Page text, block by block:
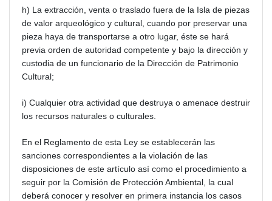
h) La extracción, venta o traslado fuera de la Isla de piezas
de valor arqueológico y cultural, cuando por preservar una
pieza haya de transportarse a otro lugar, éste se hará
previa orden de autoridad competente y bajo la dirección y
custodia de un funcionario de la Dirección de Patrimonio
Cultural;
i) Cualquier otra actividad que destruya o amenace destruir
los recursos naturales o culturales.
En el Reglamento de esta Ley se establecerán las
sanciones correspondientes a la violación de las
disposiciones de este artículo así como el procedimiento a
seguir por la Comisión de Protección Ambiental, la cual
deberá conocer y resolver en primera instancia los casos